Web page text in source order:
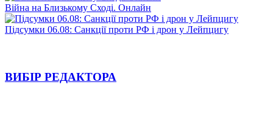
Війна на Близькому Сході. Онлайн
Підсумки 06.08: Санкції проти РФ і дрон у Лейпцигу
ВИБІР РЕДАКТОРА